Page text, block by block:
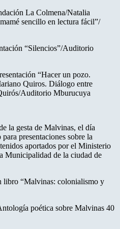
La Colmena/Natalia
sencillo en lectura fácil”/
“Silencios”/Auditorio
“Hacer un pozo.
Quiros. Diálogo entre
Auditorio Mburucuya
la gesta de Malvinas, el día
presentaciones sobre la
aportados por el Ministerio
Municipalidad de la ciudad de
libro “Malvinas: colonialismo y
poética sobre Malvinas 40